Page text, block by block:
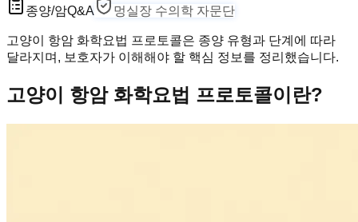
종양/암Q&A 멍실장 수의학 자문단
고양이 항암 화학요법 프로토콜은 종양 유형과 단계에 따라
달라지며, 보호자가 이해해야 할 핵심 정보를 정리했습니다.
고양이 항암 화학요법 프로토콜이란?